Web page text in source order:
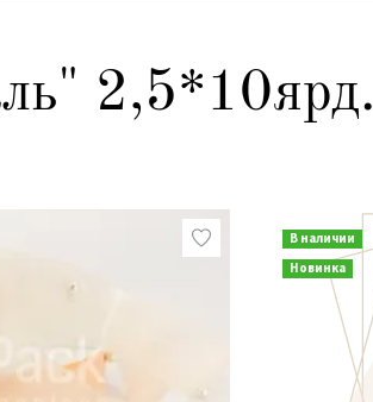
2,5*10ярд.
В наличии
Новинка